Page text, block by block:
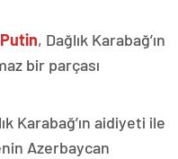
, Dağlık Karabağ’ın
bir parçası
Karabağ’ın aidiyeti ile
Azerbaycan